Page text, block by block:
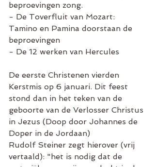
beproevingen zong.
- De Toverfluit van Mozart:
Tamino en Pamina doorstaan de
beproevingen
- De 12 werken van Hercules
De eerste Christenen vierden
Kerstmis op 6 januari. Dit feest
stond dan in het teken van de
geboorte van de Verlosser Christus
in Jezus (Doop door Johannes de
Doper in de Jordaan)
Rudolf Steiner zegt hierover (vrij
vertaald): "het is nodig dat de